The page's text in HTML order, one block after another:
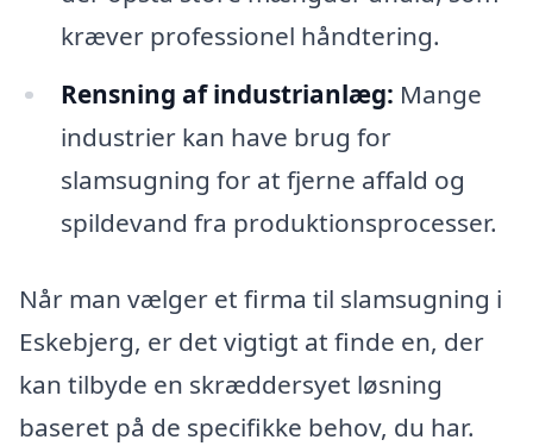
kræver professionel håndtering.
Rensning af industrianlæg: Mange
industrier kan have brug for
slamsugning for at fjerne affald og
spildevand fra produktionsprocesser.
Når man vælger et firma til slamsugning i
Eskebjerg, er det vigtigt at finde en, der
kan tilbyde en skræddersyet løsning
baseret på de specifikke behov, du har.